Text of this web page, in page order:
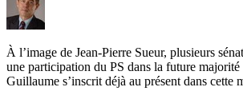
À l’image de Jean-Pierre Sueur, plusieurs
une participation du PS dans la future
Guillaume s’inscrit déjà au présent dans cette